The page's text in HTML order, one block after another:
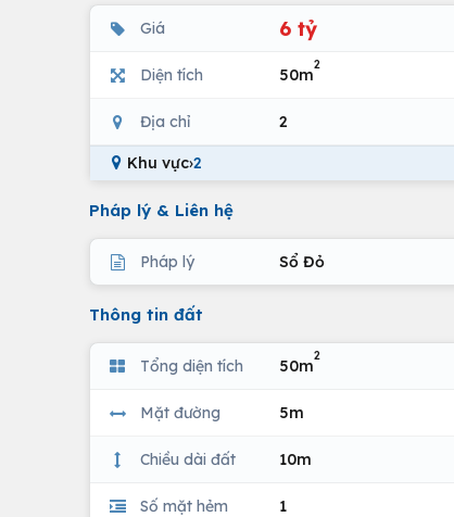
Giá 6 tỷ
Diện tích 50m
2
Địa chỉ 2
Khu vực›2
Pháp lý & Liên hệ
Pháp lý Sổ Đỏ
Thông tin đất
Tổng diện tích 50m
2
Mặt đường 5m
Chiều dài đất 10m
Số mặt hẻm 1